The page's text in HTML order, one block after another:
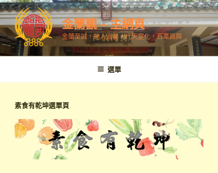
跳
至
內
容
金蘭觀 – 主網頁
金蘭至誠，神人溫馨，代天宣化，百業昌興
選單
素食有乾坤選單頁